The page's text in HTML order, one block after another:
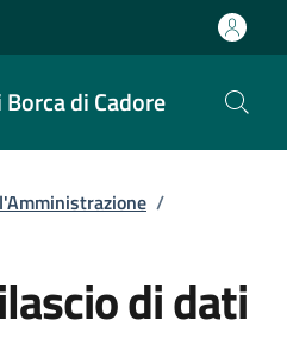
di Cadore
/
di dati